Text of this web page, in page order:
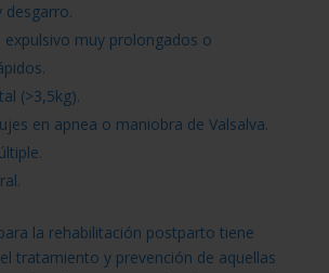
desgarro.
expulsivo muy prolongados o
(>3,5kg).
en apnea o maniobra de Valsalva.
la rehabilitación postparto tiene
tratamiento y prevención de aquellas